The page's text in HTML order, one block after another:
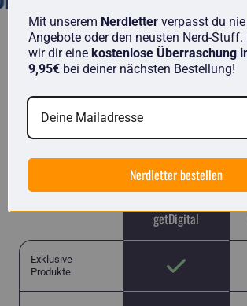
getDigital im
Bei uns findest du einzigartige
für Nerds und keinen 08/15-
vielen anderen Shops.
getDigital
Exklusive
Produkte
Mit unserem Nerdletter verpasst du
Angebote oder den neusten Nerd-Stuff.
wir dir eine kostenlose Überraschung
9,95€ bei deiner nächsten Bestellung!
Nerdletter bestellen